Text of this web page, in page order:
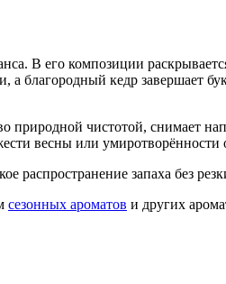
В его композиции
а благородный кедр завершает
природной чистотой, снимает
весны или умиротворённости
распространение запаха без
сезонных ароматов и других